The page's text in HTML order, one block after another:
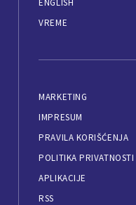
VREME
MARKETING
IMPRESUM
PRAVILA KORIŠĆENJA
POLITIKA PRIVATNOSTI
APLIKACIJE
RSS